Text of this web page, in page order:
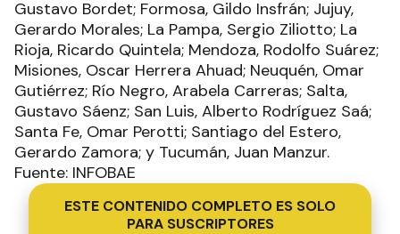
Gustavo Bordet; Formosa, Gildo Insfrán; Jujuy,
Gerardo Morales; La Pampa, Sergio Ziliotto; La
Rioja, Ricardo Quintela; Mendoza, Rodolfo Suárez;
Misiones, Oscar Herrera Ahuad; Neuquén, Omar
Gutiérrez; Río Negro, Arabela Carreras; Salta,
Gustavo Sáenz; San Luis, Alberto Rodríguez Saá;
Santa Fe, Omar Perotti; Santiago del Estero,
Gerardo Zamora; y Tucumán, Juan Manzur.
Fuente: INFOBAE
ESTE CONTENIDO COMPLETO ES SOLO
PARA SUSCRIPTORES